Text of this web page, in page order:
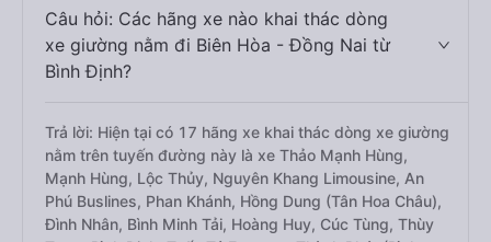
Câu hỏi: Các hãng xe nào khai thác dòng
xe giường nằm đi Biên Hòa - Đồng Nai từ
Bình Định?
Trả lời: Hiện tại có 17 hãng xe khai thác dòng xe giường
nằm trên tuyến đường này là xe Thảo Mạnh Hùng,
Mạnh Hùng, Lộc Thủy, Nguyên Khang Limousine, An
Phú Buslines, Phan Khánh, Hồng Dung (Tân Hoa Châu),
Đình Nhân, Bình Minh Tải, Hoàng Huy, Cúc Tùng, Thùy